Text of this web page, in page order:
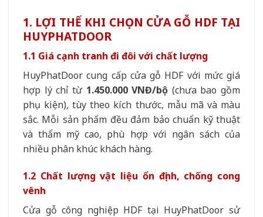
1. LỢI THẾ KHI CHỌN CỬA GỖ HDF TẠI
HUYPHATDOOR
1.1 Giá cạnh tranh đi đôi với chất lượng
HuyPhatDoor cung cấp cửa gỗ HDF với mức giá
hợp lý chỉ từ 1.450.000 VNĐ/bộ (chưa bao gồm
phụ kiện), tùy theo kích thước, mẫu mã và màu
sắc. Mỗi sản phẩm đều đảm bảo chuẩn kỹ thuật
và thẩm mỹ cao, phù hợp với ngân sách của
nhiều phân khúc khách hàng.
1.2 Chất lượng vật liệu ổn định, chống cong
vênh
Cửa gỗ công nghiệp HDF tại HuyPhatDoor sử